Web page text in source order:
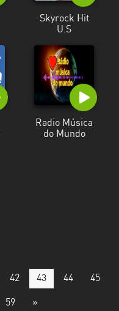
Skyrock Hit
U.S
Radio Música
do Mundo
42 43 44 45
59 »